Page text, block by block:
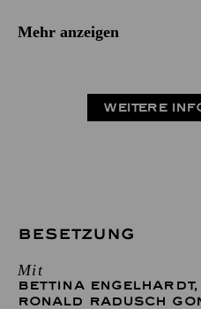
Mehr anzeigen
WEITERE
BESETZUNG
Mit
BETTINA ENGELHARDT,
RONALD RADUSCH